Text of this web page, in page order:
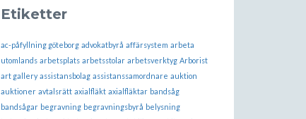
Etiketter
ac-påfyllning göteborg advokatbyrå affärsystem arbeta
utomlands arbetsplats arbetsstolar arbetsverktyg Arborist
art gallery assistansbolag assistanssamordnare auktion
auktioner avtalsrätt axialfläkt axialfläktar bandsåg
bandsågar begravning begravningsbyrå belysning